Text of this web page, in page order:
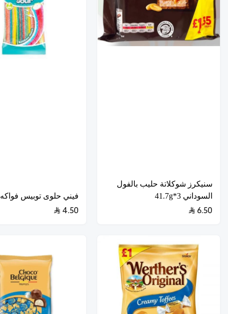
سنيكرز شوكلاتة حليب بالفول
السوداني 3*41.7g
6.50
فيني حلوى توبيس فواكه 75g
4.50